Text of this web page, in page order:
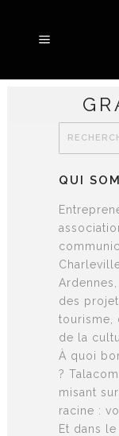
QUI
des
tourisme,
de la
À quoi
?
misant
racine :
Et dans